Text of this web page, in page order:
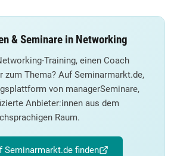
& Seminare in Networking
Training, einen Coach
zum Thema? Auf Seminarmarkt.de,
von managerSeminare,
Anbieter:innen aus dem
Raum.
Seminarmarkt.de finden